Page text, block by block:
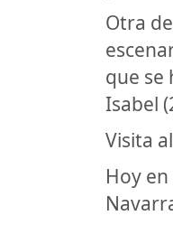
Otra
que se
Isabel
Visita
Hoy